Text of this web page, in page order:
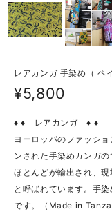
レアカンガ 手染め（ ペ
¥5,800
♦ ♦ レアカンガ ♦ ♦
ヨーロッパのファッシ
ンされた手染めカンガの
ほとんどが輸出され、
と呼ばれています。手
です。（Made in